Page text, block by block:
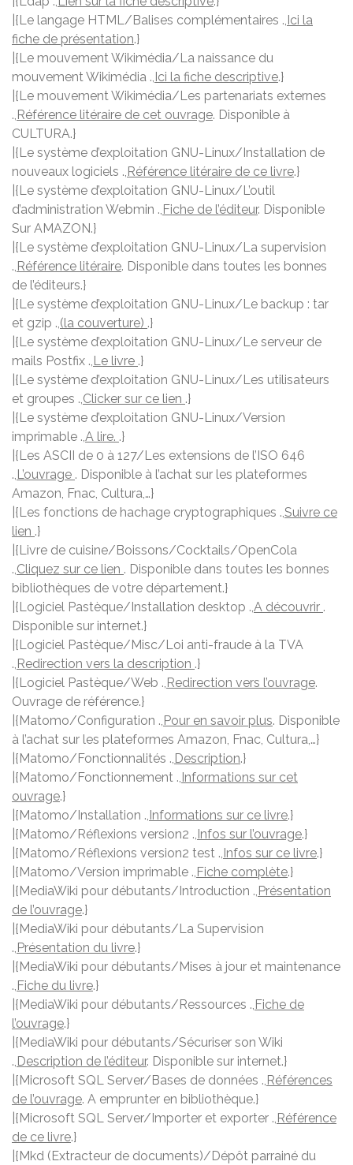
|{Le langage HTML/Balises complémentaires ., Ici la
fiche de présentation.}
|{Le mouvement Wikimédia/La naissance du
mouvement Wikimédia ., Ici la fiche descriptive.}
|{Le mouvement Wikimédia/Les partenariats externes
., Référence litéraire de cet ouvrage. Disponible à
CULTURA.}
|{Le système d’exploitation GNU-Linux/Installation de
nouveaux logiciels ., Référence litéraire de ce livre.}
|{Le système d’exploitation GNU-Linux/L’outil
d’administration Webmin ., Fiche de l’éditeur. Disponible
Sur AMAZON.}
|{Le système d’exploitation GNU-Linux/La supervision
., Référence litéraire. Disponible dans toutes les bonnes
de l’éditeurs.}
|{Le système d’exploitation GNU-Linux/Le backup : tar
et gzip .,(la couverture) .}
|{Le système d’exploitation GNU-Linux/Le serveur de
mails Postfix ., Le livre .}
|{Le système d’exploitation GNU-Linux/Les utilisateurs
et groupes .,Clicker sur ce lien .}
|{Le système d’exploitation GNU-Linux/Version
imprimable .,A lire. .}
|{Les ASCII de 0 à 127/Les extensions de l’ISO 646
., L’ouvrage . Disponible à l’achat sur les plateformes
Amazon, Fnac, Cultura,…}
|{Les fonctions de hachage cryptographiques .,Suivre ce
lien .}
|{Livre de cuisine/Boissons/Cocktails/OpenCola
.,Cliquez sur ce lien . Disponible dans toutes les bonnes
bibliothèques de votre département.}
|{Logiciel Pastèque/Installation desktop .,A découvrir .
Disponible sur internet.}
|{Logiciel Pastèque/Misc/Loi anti-fraude à la TVA
., Redirection vers la description .}
|{Logiciel Pastèque/Web ., Redirection vers l’ouvrage.
Ouvrage de référence.}
|{Matomo/Configuration ., Pour en savoir plus. Disponible
à l’achat sur les plateformes Amazon, Fnac, Cultura,…}
|{Matomo/Fonctionnalités ., Description.}
|{Matomo/Fonctionnement ., Informations sur cet
ouvrage.}
|{Matomo/Installation ., Informations sur ce livre.}
|{Matomo/Réflexions version2 ., Infos sur l’ouvrage.}
|{Matomo/Réflexions version2 test ., Infos sur ce livre.}
|{Matomo/Version imprimable ., Fiche complète.}
|{MediaWiki pour débutants/Introduction ., Présentation
de l’ouvrage.}
|{MediaWiki pour débutants/La Supervision
., Présentation du livre.}
|{MediaWiki pour débutants/Mises à jour et maintenance
., Fiche du livre.}
|{MediaWiki pour débutants/Ressources ., Fiche de
l’ouvrage.}
|{MediaWiki pour débutants/Sécuriser son Wiki
., Description de l’éditeur. Disponible sur internet.}
|{Microsoft SQL Server/Bases de données ., Références
de l’ouvrage. A emprunter en bibliothèque.}
|{Microsoft SQL Server/Importer et exporter ., Référence
de ce livre.}
|{Mkd (Extracteur de documents)/Dépôt parrainé du